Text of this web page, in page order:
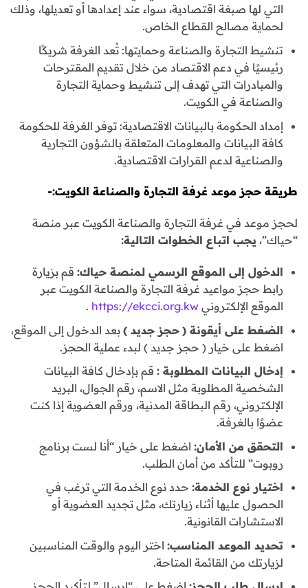
التي لها صبغة اقتصادية، سواء عند إعدادها أو تعديلها، وذلك
لحماية مصالح القطاع الخاص.
تنشيط التجارة والصناعة وحمايتها: تُعد الغرفة شريكًا
رئيسيًا في دعم الاقتصاد من خلال تقديم المقترحات
والمبادرات التي تهدف إلى تنشيط وحماية التجارة
والصناعة في الكويت.
إمداد الحكومة بالبيانات الاقتصادية: توفر الغرفة للحكومة
كافة البيانات والمعلومات المتعلقة بالشؤون التجارية
والصناعية لدعم القرارات الاقتصادية.
طريقة حجز موعد غرفة التجارة والصناعة الكويت:-
لحجز موعد في غرفة التجارة والصناعة الكويت عبر منصة
“حياك”، يجب اتباع الخطوات التالية:
الدخول إلى الموقع الرسمي لمنصة حياك:قم بزيارة
رابط حجز مواعيد غرفة التجارة والصناعة الكويت عبر
الموقع الإلكتروني https://ekcci.org.kw
.
الضغط على أيقونة ( حجز جديد )بعد الدخول إلى الموقع،
اضغط على خيار ( حجز جديد ) لبدء عملية الحجز.
إدخال البيانات المطلوبة :قم بإدخال كافة البيانات
الشخصية المطلوبة مثل الاسم، رقم الجوال، البريد
الإلكتروني، رقم البطاقة المدنية، ورقم العضوية إذا كنت
عضوًا بالغرفة.
التحقق من الأمان:اضغط على خيار “أنا لست برنامج
روبوت” للتأكد من أمان الطلب.
اختيار نوع الخدمة:حدد نوع الخدمة التي ترغب في
الحصول عليها أثناء زيارتك، مثل تجديد العضوية أو
الاستشارات القانونية.
تحديد الموعد المناسب:اختر اليوم والوقت المناسبين
لزيارتك من القائمة المتاحة.